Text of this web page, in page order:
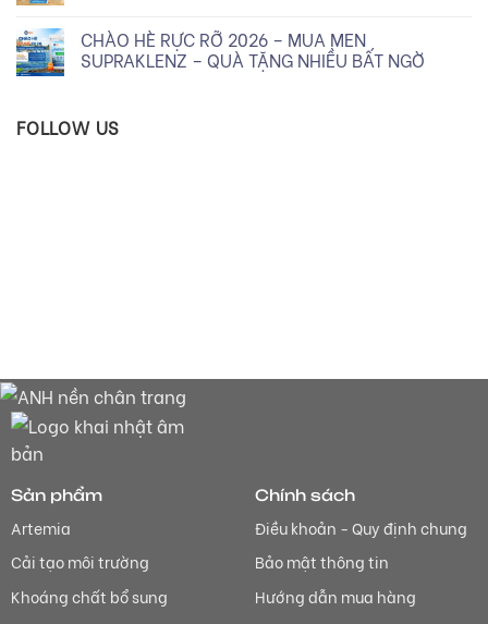
CHÀO HÈ RỰC RỠ 2026 – MUA MEN
SUPRAKLENZ – QUÀ TẶNG NHIỀU BẤT NGỜ
FOLLOW US
Sản phẩm
Artemia
Cải tạo môi trường
Khoáng chất bổ sung
Chính sách
Điều khoản - Quy định chung
Bảo mật thông tin
Hướng dẫn mua hàng